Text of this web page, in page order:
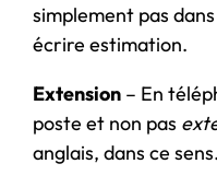
simplement pas
écrire estimation.
Extension – En
poste et non pas
anglais, dans ce sens.